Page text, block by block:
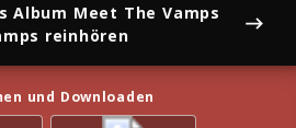
Album Meet The Vamps
reinhören
und Downloaden